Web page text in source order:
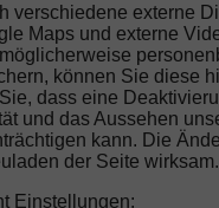
verschiedene externe
Maps und externe
können Sie diese
dass eine
und das Aussehen
kann. Die
der Seite wirksam.
Einstellungen: